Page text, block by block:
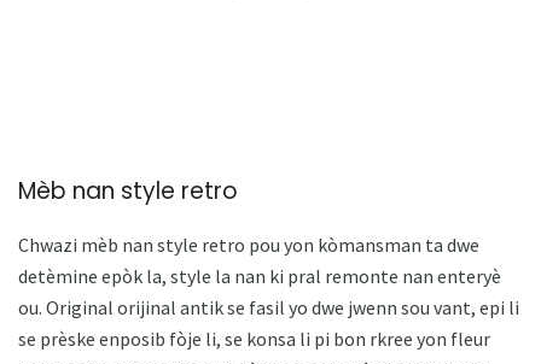
Mèb nan style retro
Chwazi mèb nan style retro pou yon kòmansman ta dwe
detèmine epòk la, style la nan ki pral remonte nan enteryè
ou. Original orijinal antik se fasil yo dwe jwenn sou vant, epi li
se prèske enposib fòje li, se konsa li pi bon rkree yon fleur